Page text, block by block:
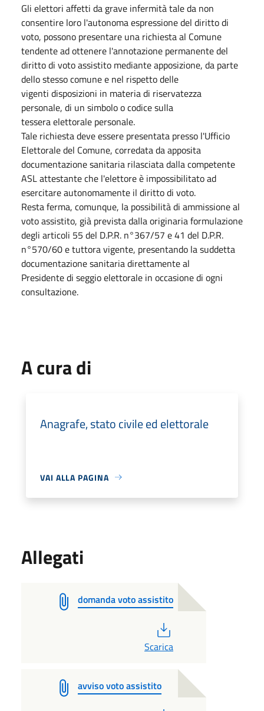
Gli elettori affetti da grave infermità tale da non
consentire loro l'autonoma espressione del diritto di
voto, possono presentare una richiesta al Comune
tendente ad ottenere l'annotazione permanente del
diritto di voto assistito mediante apposizione, da parte
dello stesso comune e nel rispetto delle
vigenti disposizioni in materia di riservatezza
personale, di un simbolo o codice sulla
tessera elettorale personale.
Tale richiesta deve essere presentata presso l'Ufficio
Elettorale del Comune, corredata da apposita
documentazione sanitaria rilasciata dalla competente
ASL attestante che l'elettore è impossibilitato ad
esercitare autonomamente il diritto di voto.
Resta ferma, comunque, la possibilità di ammissione al
voto assistito, già prevista dalla originaria formulazione
degli articoli 55 del D.P.R. n°367/57 e 41 del D.P.R.
n°570/60 e tuttora vigente, presentando la suddetta
documentazione sanitaria direttamente al
Presidente di seggio elettorale in occasione di ogni
consultazione.
A cura di
Anagrafe, stato civile ed elettorale
VAI ALLA PAGINA
Allegati
domanda voto assistito
Scarica
avviso voto assistito